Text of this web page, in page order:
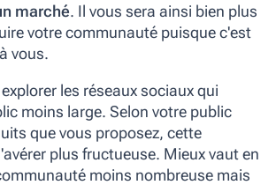
marché. Il vous sera ainsi bien plus
votre communauté puisque c'est
vous.
les réseaux sociaux qui
moins large. Selon votre public
que vous proposez, cette
plus fructueuse. Mieux vaut en
moins nombreuse mais